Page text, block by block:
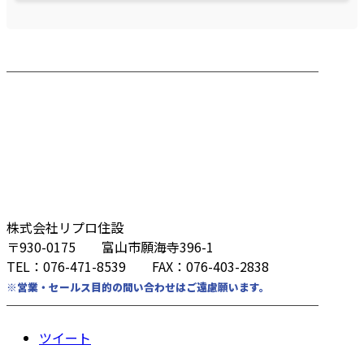
────────────────────────
株式会社リプロ住設
〒930-0175 富山市願海寺396-1
TEL：076-471-8539 FAX：076-403-2838
※営業・セールス目的の問い合わせはご遠慮願います。
────────────────────────
ツイート